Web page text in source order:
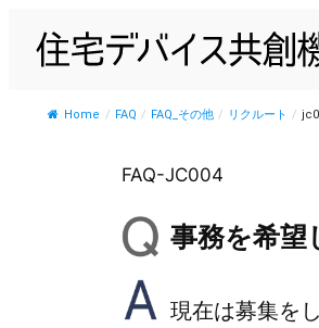
Home / FAQ / FAQ_その他 / リクルート /
FAQ-JC004
事務を希望
現在は募集を